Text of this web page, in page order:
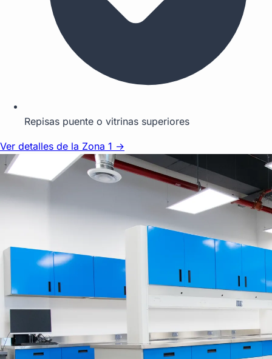
Repisas puente o vitrinas superiores
Ver detalles de la Zona 1 →